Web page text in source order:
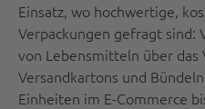
Einsatz, wo hochwertige,
Verpackungen gefragt sind:
von Lebensmitteln über das
Versandkartons und
Einheiten im E-Commerce